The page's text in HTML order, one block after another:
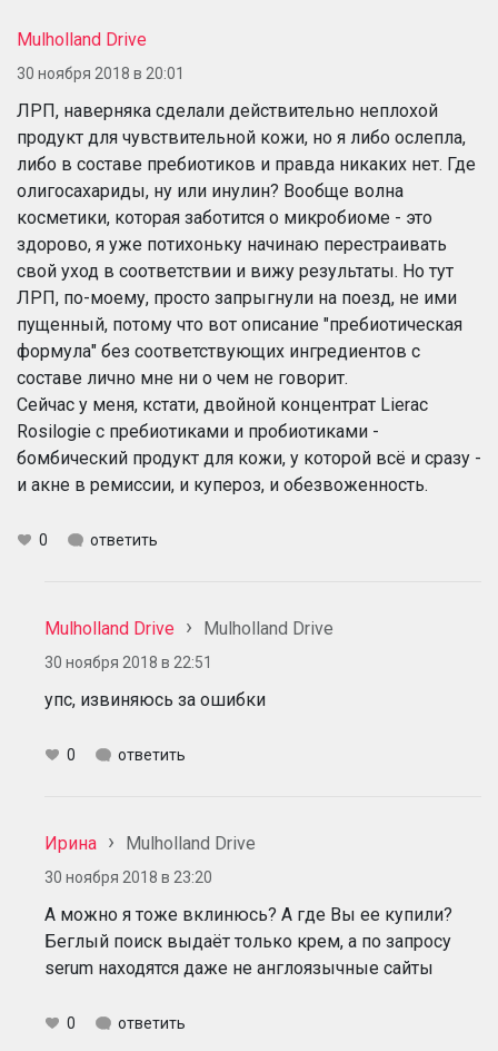
Mulholland Drive
30 ноября 2018 в 20:01
ЛРП, наверняка сделали действительно неплохой
продукт для чувствительной кожи, но я либо ослепла,
либо в составе пребиотиков и правда никаких нет. Где
олигосахариды, ну или инулин? Вообще волна
косметики, которая заботится о микробиоме - это
здорово, я уже потихоньку начинаю перестраивать
свой уход в соответствии и вижу результаты. Но тут
ЛРП, по-моему, просто запрыгнули на поезд, не ими
пущенный, потому что вот описание "пребиотическая
формула" без соответствующих ингредиентов с
составе лично мне ни о чем не говорит.
Сейчас у меня, кстати, двойной концентрат Lierac
Rosilogie с пребиотиками и пробиотиками -
бомбический продукт для кожи, у которой всё и сразу -
и акне в ремиссии, и купероз, и обезвоженность.
0 ответить
Mulholland Drive Mulholland Drive
30 ноября 2018 в 22:51
упс, извиняюсь за ошибки
0 ответить
Ирина Mulholland Drive
30 ноября 2018 в 23:20
А можно я тоже вклинюсь? А где Вы ее купили?
Беглый поиск выдаёт только крем, а по запросу
serum находятся даже не англоязычные сайты
0 ответить